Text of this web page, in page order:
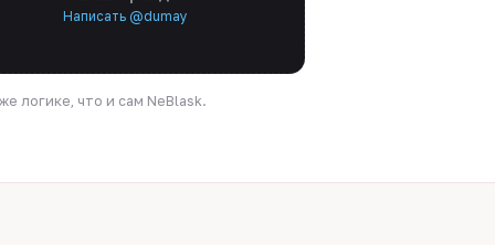
Написать @dumay
логике, что и сам NeBlask.